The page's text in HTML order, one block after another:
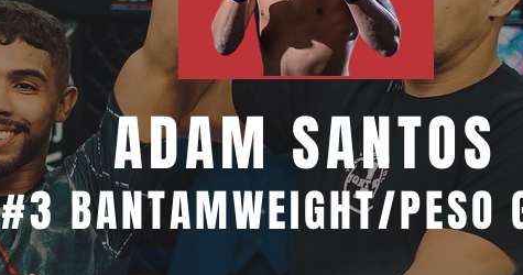
ADAM SANTOS
#3 BANTAMWEIGHT/PESO